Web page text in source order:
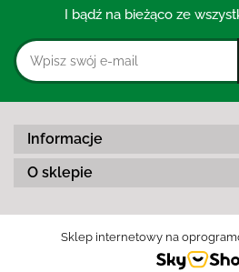
I bądź na bieżąco ze
Informacje
O sklepie
Sklep internetowy na